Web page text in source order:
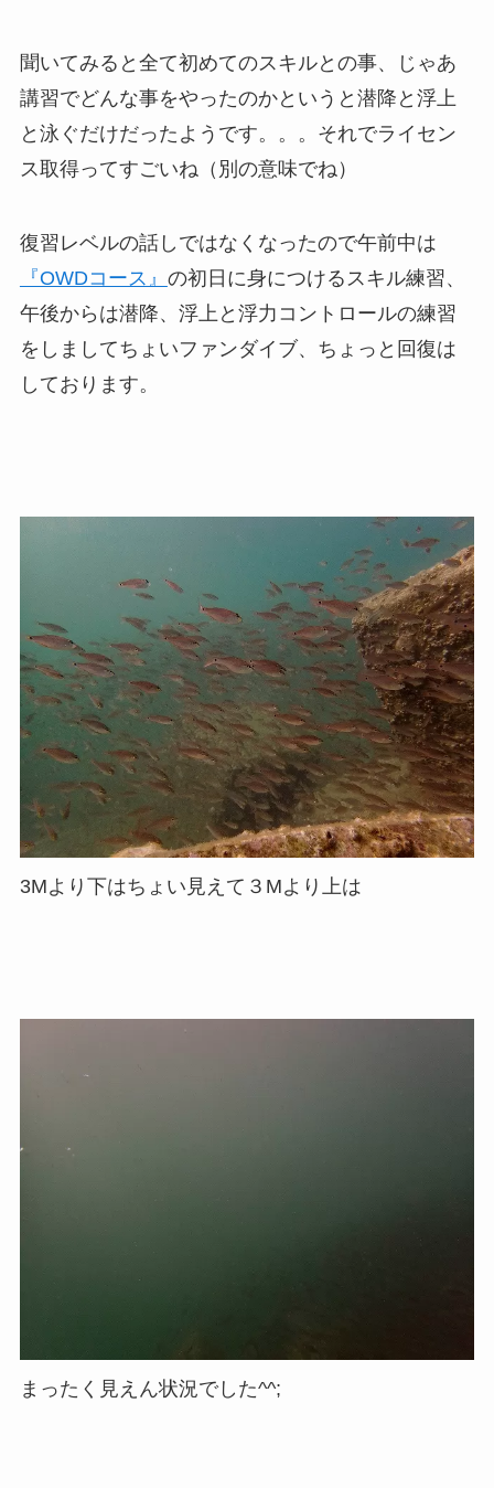
聞いてみると全て初めてのスキルとの事、じゃあ
講習でどんな事をやったのかというと潜降と浮上
と泳ぐだけだったようです。。。それでライセン
ス取得ってすごいね（別の意味でね）
復習レベルの話しではなくなったので午前中は
『OWDコース』 の初日に身につけるスキル練習、
午後からは潜降、浮上と浮力コントロールの練習
をしましてちょいファンダイブ、ちょっと回復は
しております。
3Mより下はちょい見えて３Mより上は
まったく見えん状況でした^^;